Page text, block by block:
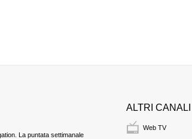
La puntata settimanale
ALTRI CANALI
Web TV